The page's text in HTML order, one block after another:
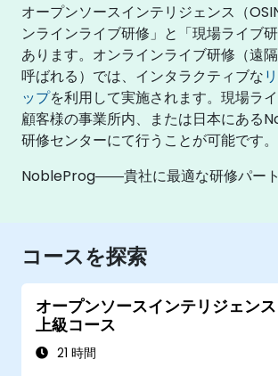
オープンソースインテリジェンス（
ンラインライブ研修」と「現場ライブ
あります。オンラインライブ研修（遠
呼ばれる）では、インタラクティブな
ップを利用して実施されます。現場ラ
顧客様の事業所内、または日本にある
研修センターにて行うことが可能です。
NobleProg――貴社に最適な研修パー
コースを探索
オープンソースインテリジェンス
上級コース
21 時間